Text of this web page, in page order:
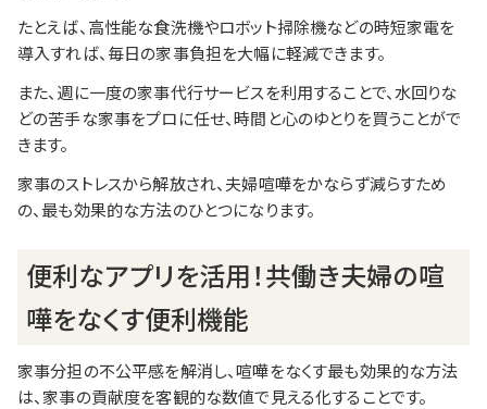
たとえば、高性能な食洗機やロボット掃除機などの時短家電を
導入すれば、毎日の家事負担を大幅に軽減できます。
また、週に一度の家事代行サービスを利用することで、水回りな
どの苦手な家事をプロに任せ、時間と心のゆとりを買うことがで
きます。
家事のストレスから解放され、夫婦喧嘩をかならず減らすため
の、最も効果的な方法のひとつになります。
便利なアプリを活用！共働き夫婦の喧
嘩をなくす便利機能
家事分担の不公平感を解消し、喧嘩をなくす最も効果的な方法
は、家事の貢献度を客観的な数値で見える化することです。